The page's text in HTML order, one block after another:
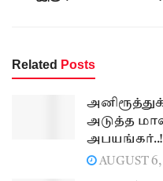
Related Posts
அடுத்த
அபயங்கர்..!
AUGUST 6,